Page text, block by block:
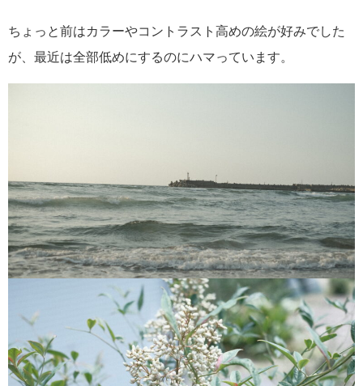
ちょっと前はカラーやコントラスト高めの絵が好みでした
が、最近は全部低めにするのにハマっています。